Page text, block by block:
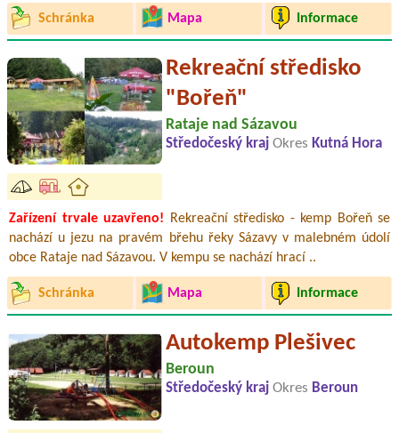
Schránka Mapa Informace
Rekreační středisko
"Bořeň"
Rataje nad Sázavou
Středočeský kraj Okres Kutná Hora
Zařízení trvale uzavřeno! Rekreační středisko - kemp Bořeň se
nachází u jezu na pravém břehu řeky Sázavy v malebném údolí
obce Rataje nad Sázavou. V kempu se nachází hrací ..
Schránka Mapa Informace
Autokemp Plešivec
Beroun
Středočeský kraj Okres Beroun